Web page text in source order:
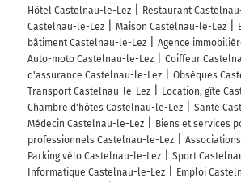
Hôtel Castelnau-le-Lez Restaurant
Castelnau-le-Lez
Maison Castelnau-le-Lez
bâtiment Castelnau-le-Lez
Agence
Auto-moto Castelnau-le-Lez
Coiffeur
d'assurance Castelnau-le-Lez
Obsèques
Transport Castelnau-le-Lez
Location, gîte
Chambre d'hôtes Castelnau-le-Lez
Santé
Médecin Castelnau-le-Lez
Biens et services
professionnels Castelnau-le-Lez
Parking vélo Castelnau-le-Lez
Sport
Informatique Castelnau-le-Lez
Emploi